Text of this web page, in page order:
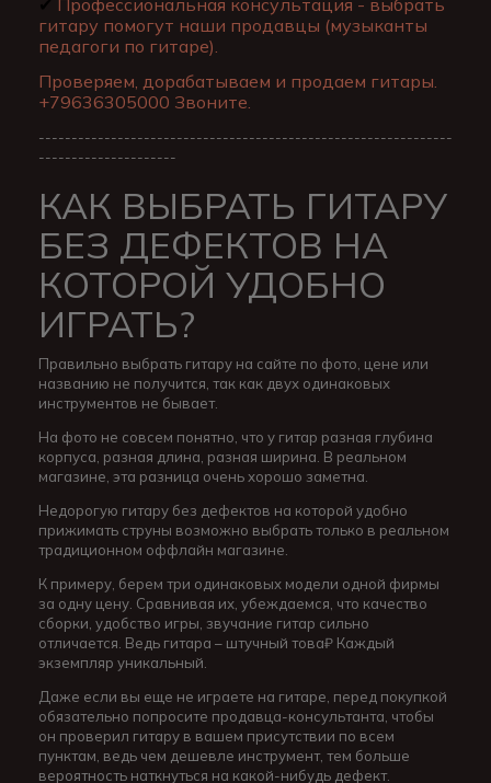
✔ Профессиональная консультация - выбрать
гитару помогут наши продавцы (музыканты
педагоги по гитаре).
Проверяем, дорабатываем и продаем гитары.
+79636305000 Звоните.
---------------------------------------------------------------
---------------------
КАК ВЫБРАТЬ ГИТАРУ
БЕЗ ДЕФЕКТОВ НА
КОТОРОЙ УДОБНО
ИГРАТЬ?
Правильно выбрать гитару на сайте по фото, цене или
названию не получится, так как двух одинаковых
инструментов не бывает.
На фото не совсем понятно, что у гитар разная глубина
корпуса, разная длина, разная ширина. В реальном
магазине, эта разница очень хорошо заметна.
Недорогую гитару без дефектов на которой удобно
прижимать струны возможно выбрать только в реальном
традиционном оффлайн магазине.
К примеру, берем три одинаковых модели одной фирмы
за одну цену. Сравнивая их, убеждаемся, что качество
сборки, удобство игры, звучание гитар сильно
отличается. Ведь гитара – штучный това₽ Каждый
экземпляр уникальный.
Даже если вы еще не играете на гитаре, перед покупкой
обязательно попросите продавца-консультанта, чтобы
он проверил гитару в вашем присутствии по всем
пунктам, ведь чем дешевле инструмент, тем больше
вероятность наткнуться на какой-нибудь дефект.